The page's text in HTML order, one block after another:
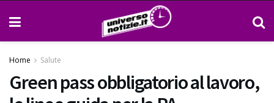
Home Salute
Green pass obbligatorio al lavoro,